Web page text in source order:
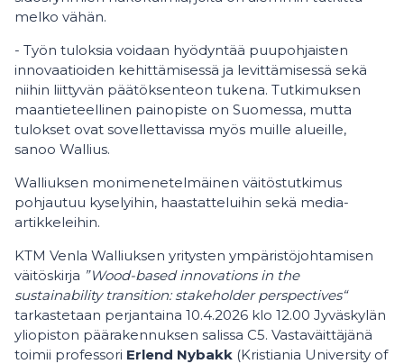
melko vähän.
- Työn tuloksia voidaan hyödyntää puupohjaisten
innovaatioiden kehittämisessä ja levittämisessä sekä
niihin liittyvän päätöksenteon tukena. Tutkimuksen
maantieteellinen painopiste on Suomessa, mutta
tulokset ovat sovellettavissa myös muille alueille,
sanoo Wallius.
Walliuksen monimenetelmäinen väitöstutkimus
pohjautuu kyselyihin, haastatteluihin sekä media-
artikkeleihin.
KTM Venla Walliuksen yritysten ympäristöjohtamisen
väitöskirja ”Wood-based innovations in the
sustainability transition: stakeholder perspectives“
tarkastetaan perjantaina 10.4.2026 klo 12.00 Jyväskylän
yliopiston päärakennuksen salissa C5. Vastaväittäjänä
toimii professori Erlend Nybakk (Kristiania University of